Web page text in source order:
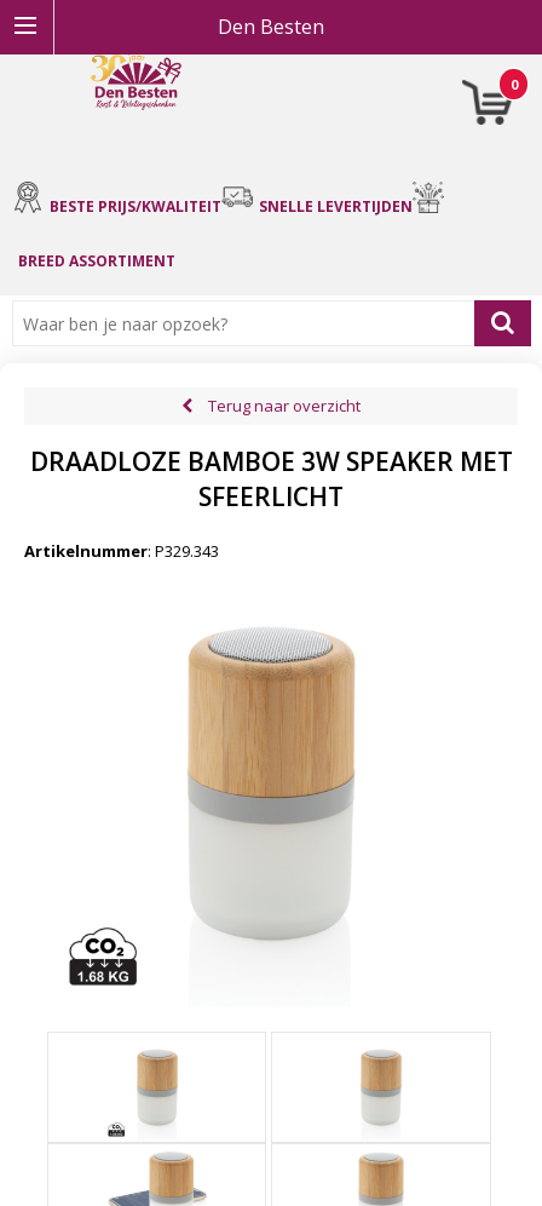
Den Besten
0
BESTE PRIJS/KWALITEIT SNELLE LEVERTIJDEN
BREED ASSORTIMENT
Terug naar overzicht
DRAADLOZE BAMBOE 3W SPEAKER MET
SFEERLICHT
Artikelnummer: P329.343